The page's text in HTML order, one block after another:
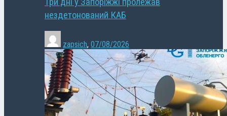
нездетонований КАБ
zapsich, 07/08/2026